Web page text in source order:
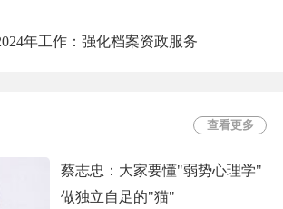
年工作：强化档案资政服务
查看更多
蔡志忠：大家要懂"弱势心理学"
做独立自足的"猫"